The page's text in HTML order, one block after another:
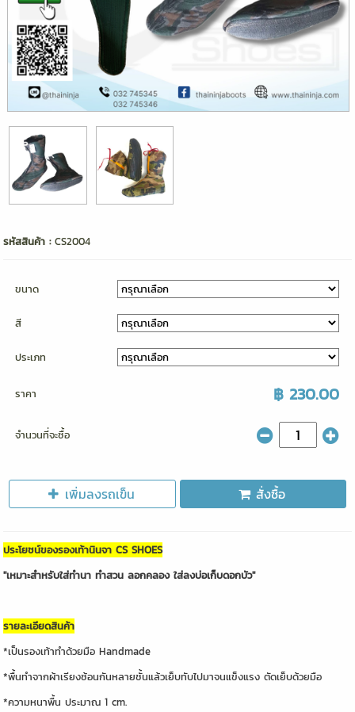
รหัสสินค้า :CS2004
ขนาด
สี
ประเภท
ราคา ฿ 230.00
จำนวนที่จะซื้อ
เพิ่มลงรถเข็น สั่งซื้อ
ประโยชน์ของรองเท้านินจา CS SHOES
"เหมาะสำหรับใส่ทำนา ทำสวน ลอกคลอง ใส่ลงบ่อเก็บดอกบัว"
รายละเอียดสินค้า
*เป็นรองเท้าทำด้วยมือ Handmade
*พื้นทำจากผ้าเรียงซ้อนกันหลายชั้นแล้วเย็บทับไปมาจนแข็งแรง ตัดเย็บด้วยมือ
*ความหนาพื้น ประมาณ 1 cm.